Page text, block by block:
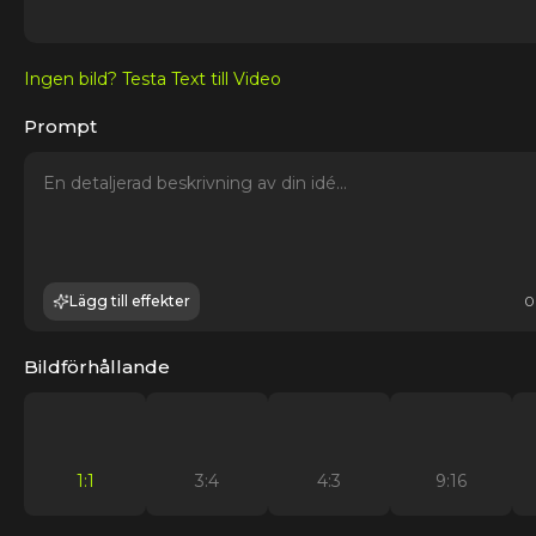
Ingen bild? Testa Text till Video
Prompt
Lägg till effekter
Bildförhållande
1:1 3:4 4:3 9:16